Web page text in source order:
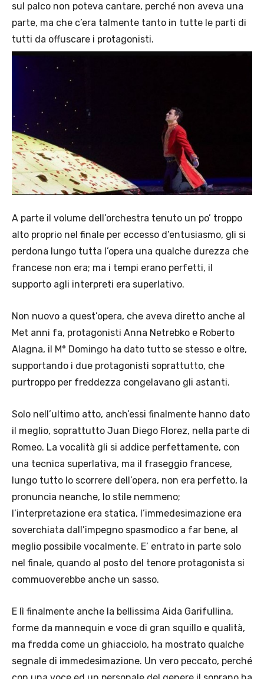
sul palco non poteva cantare, perché non aveva una
parte, ma che c’era talmente tanto in tutte le parti di
tutti da offuscare i protagonisti.
A parte il volume dell’orchestra tenuto un po’ troppo
alto proprio nel finale per eccesso d’entusiasmo, gli si
perdona lungo tutta l’opera una qualche durezza che
francese non era; ma i tempi erano perfetti, il
supporto agli interpreti era superlativo.
Non nuovo a quest’opera, che aveva diretto anche al
Met anni fa, protagonisti Anna Netrebko e Roberto
Alagna, il M° Domingo ha dato tutto se stesso e oltre,
supportando i due protagonisti soprattutto, che
purtroppo per freddezza congelavano gli astanti.
Solo nell’ultimo atto, anch’essi finalmente hanno dato
il meglio, soprattutto Juan Diego Florez, nella parte di
Romeo. La vocalità gli si addice perfettamente, con
una tecnica superlativa, ma il fraseggio francese,
lungo tutto lo scorrere dell’opera, non era perfetto, la
pronuncia neanche, lo stile nemmeno;
l’interpretazione era statica, l’immedesimazione era
soverchiata dall’impegno spasmodico a far bene, al
meglio possibile vocalmente. E’ entrato in parte solo
nel finale, quando al posto del tenore protagonista si
commuoverebbe anche un sasso.
E lì finalmente anche la bellissima Aida Garifullina,
forme da mannequin e voce di gran squillo e qualità,
ma fredda come un ghiacciolo, ha mostrato qualche
segnale di immedesimazione. Un vero peccato, perché